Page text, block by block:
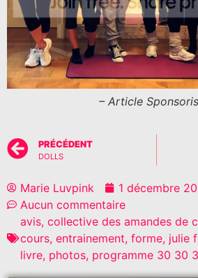
– Article
PRÉCÉDENT
DOLLS
Marie Luvpink 1 décembre
Aucun commentaire
avis, collective des amandes de
cours, entrainement, forme, julie
livre, photos, programme 30 30